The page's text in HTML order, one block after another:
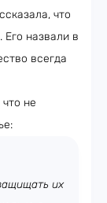
что
Его назвали в
всегда
не
их